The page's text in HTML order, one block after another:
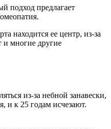
подход предлагает
находится ее центр, из-за
и многие другие
из-за небной занавески,
и к 25 годам исчезают.